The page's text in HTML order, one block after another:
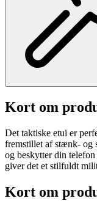
Kort om
Det taktiske etui er
fremstillet af stænk- og
og beskytter din
giver det et stilfuldt
Kort om